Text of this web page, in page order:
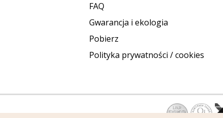
FAQ
Gwarancja i ekologia
Pobierz
Polityka prywatności / cookies